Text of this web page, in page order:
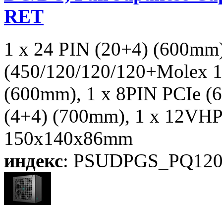
RET
1 x 24 PIN (20+4)
(450/120/120/120+Molex
(600mm), 1 x 8PIN PCIe
(4+4) (700mm), 1 x
150x140x86mm
индекс: